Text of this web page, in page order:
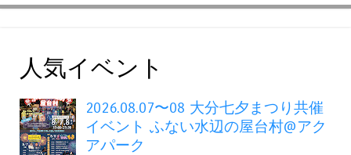
人気イベント
2026.08.07〜08 大分七夕まつり共催
イベント ふない水辺の屋台村@アク
アパーク